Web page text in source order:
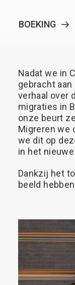
Infos pratiques
Search
BOEKING
Nadat we in
gebracht aan
verhaal over
migraties in
onze beurt
Migreren we
we dit op
in het nieuwe
Dankzij het
beeld hebben